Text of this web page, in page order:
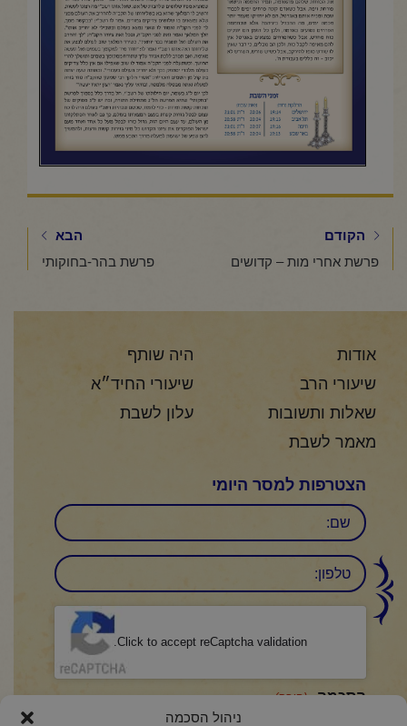
ניהול הסכמה
הקודם
פרשת אחרי מות – קדושים
הבא
פרשת בהר-בחוקותי
אודות
היה שותף
שיעורי הרב
שיעורי החיד״א
שאלות ותשובות
עלון לשבת
מאמר לשבת
הצטרפות למסר היומי
שם
טלפון:
Click to accept reCaptcha validation.
הסכמה (חובה)